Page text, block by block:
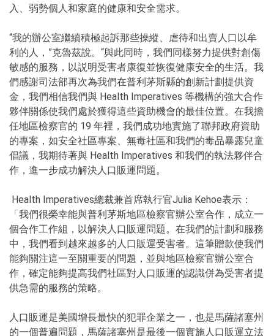
入、弱勢個人和家庭的健康和安全需求。
“我的辦公室繼續積極起訴那些操縱、虐待和出賣人口以牟
利的人，”克魯茲說。“與此同時，我們同樣努力提供對創傷
敏感的服務，以説明受害者康復並恢復健康安全的生活。我
們感謝司法部再次為我們在普利茅斯縣的創新計劃提供資
金，我們相信我們與 Health Imperatives 等機構的強大合作
夥伴關係使我們處於獲得這些資助機會的最佳位置。在我擔
任地區檢察官的 19 年裡，我們成功地實施了聯邦政府資助
的專案，如安全社區專案、無毒社區和我們的毒品暴露兒童
倡議，我期待著與 Health Imperatives 和我們的執法夥伴合
作，進一步成功解決人口販運問題。
Health Imperatives總裁兼首席執行官Julia Kehoe表示：
「我們很榮幸能與普利茅斯地區檢察官辦公室合作，成立一
個合作工作組，以解決人口販運問題。在我們的計劃和服務
中，我們看到越來越多的人口販運受害者。這筆贈款使我們
能夠關注這一至關重要的問題，並與地區檢察官辦公室合
作，確定能夠提高我們社區對人口販運的認識併為受害者提
供急需的服務的策略。
人口販運是美國增長最快的犯罪企業之一，也是馬薩諸塞州
的一個普遍問題，馬薩諸塞州是最後一個實施人口販運立法